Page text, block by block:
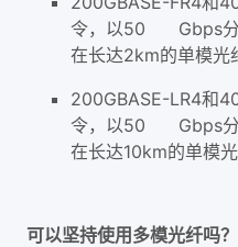
令，以50 Gbps分
在长达2km的单模
200GBASE-LR4和
令，以50 Gbps分
在长达10km的单模
可以坚持使用多模光纤吗？